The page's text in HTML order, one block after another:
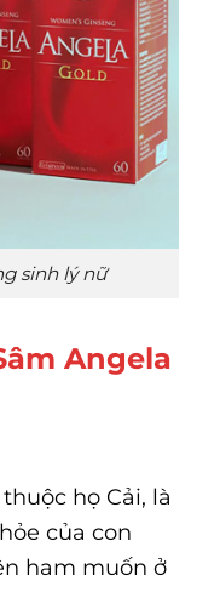
sinh lý nữ
Angela
họ Cải, là
của con
ham muốn ở